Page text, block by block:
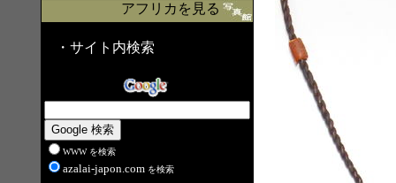
アフリカを見る
・サイト内検索
WWW を検索
azalai-japon.com を検索